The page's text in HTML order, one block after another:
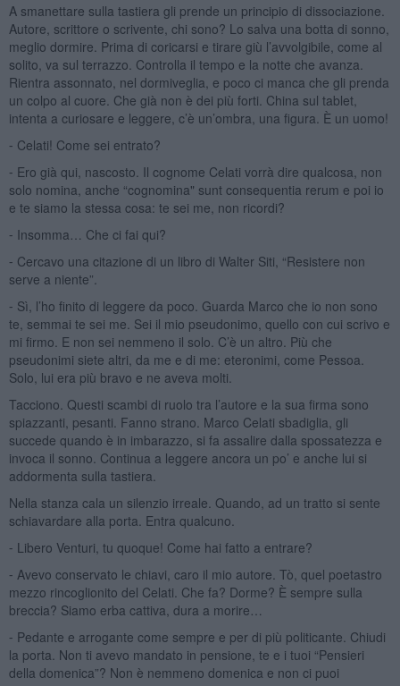
A smanettare sulla tastiera gli prende un principio di dissociazione.
Autore, scrittore o scrivente, chi sono? Lo salva una botta di sonno,
meglio dormire. Prima di coricarsi e tirare giù l’avvolgibile, come al
solito, va sul terrazzo. Controlla il tempo e la notte che avanza.
Rientra assonnato, nel dormiveglia, e poco ci manca che gli prenda
un colpo al cuore. Che già non è dei più forti. China sul tablet,
intenta a curiosare e leggere, c’è un’ombra, una figura. È un uomo!
⁃ Celati! Come sei entrato?
⁃ Ero già qui, nascosto. Il cognome Celati vorrà dire qualcosa, non
solo nomina, anche “cognomina" sunt consequentia rerum e poi io
e te siamo la stessa cosa: te sei me, non ricordi?
⁃ Insomma… Che ci fai qui?
⁃ Cercavo una citazione di un libro di Walter Siti, “Resistere non
serve a niente”.
⁃ Sì, l’ho finito di leggere da poco. Guarda Marco che io non sono
te, semmai te sei me. Sei il mio pseudonimo, quello con cui scrivo e
mi firmo. E non sei nemmeno il solo. C’è un altro. Più che
pseudonimi siete altri, da me e di me: eteronimi, come Pessoa.
Solo, lui era più bravo e ne aveva molti.
Tacciono. Questi scambi di ruolo tra l’autore e la sua firma sono
spiazzanti, pesanti. Fanno strano. Marco Celati sbadiglia, gli
succede quando è in imbarazzo, si fa assalire dalla spossatezza e
invoca il sonno. Continua a leggere ancora un po’ e anche lui si
addormenta sulla tastiera.
Nella stanza cala un silenzio irreale. Quando, ad un tratto si sente
schiavardare alla porta. Entra qualcuno.
⁃ Libero Venturi, tu quoque! Come hai fatto a entrare?
⁃ Avevo conservato le chiavi, caro il mio autore. Tò, quel poetastro
mezzo rincoglionito del Celati. Che fa? Dorme? È sempre sulla
breccia? Siamo erba cattiva, dura a morire…
⁃ Pedante e arrogante come sempre e per di più politicante. Chiudi
la porta. Non ti avevo mandato in pensione, te e i tuoi “Pensieri
della domenica”? Non è nemmeno domenica e non ci puoi